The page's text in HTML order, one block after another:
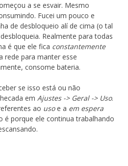
a se esvair. Mesmo
Fucei um pouco e
de desbloqueio alí de cima (o tal
Realmente para todas
é que ele fica constantemente
rede para manter esse
consome bateria.
se isso está ou não
em Ajustes -> Geral -> Uso.
ao usoe a em espera
é porque ele continua trabalhando